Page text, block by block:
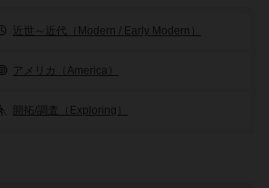
近世～近代（Modern / Early Modern）
アメリカ（America）
開拓/調査（Exploring）